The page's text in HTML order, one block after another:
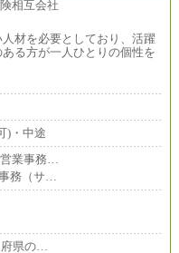
材を必要としており、活躍
る方が一人ひとりの個性を
)・中途
業事務…
務（サ…
府県の…